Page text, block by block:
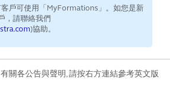
戶可使用「MyFormations」。如您是新
，請聯絡我們
)協助。
關各公告與聲明, 請按右方連結參考英文版